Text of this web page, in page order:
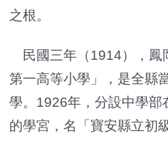
之根。
民國三年（1914），
第一高等小學」，是全縣
學。1926年，分設中學部
的學宮，名「寶安縣立初